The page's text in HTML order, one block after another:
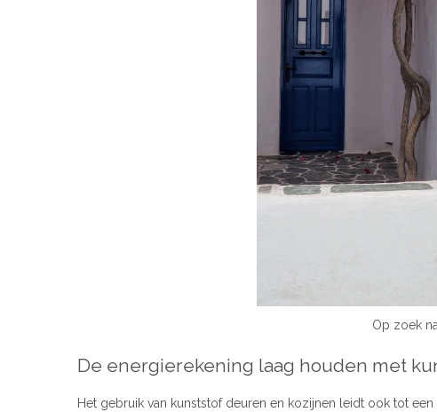
Op zoek
De energierekening laag houden met
Het gebruik van kunststof deuren en kozijnen leidt ook tot